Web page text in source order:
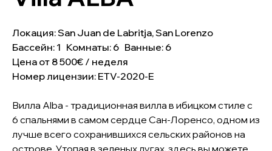
Локация: San Juan de Labritja, San Lorenzo
Бассейн: 1 Комнаты: 6 Ванные: 6
Цена от 8 500€ / неделя
Номер лицензии: ETV-2020-E
Вилла Alba - традиционная вилла в ибицком стиле с
6 спальнями в самом сердце Сан-Лоренсо, одном из
лучше всего сохранившихся сельских районов на
острове. Утопая в зеленых лугах, здесь вы можете